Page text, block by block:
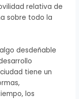
relativa de
sobre todo la
desdeñable
tiene un
los